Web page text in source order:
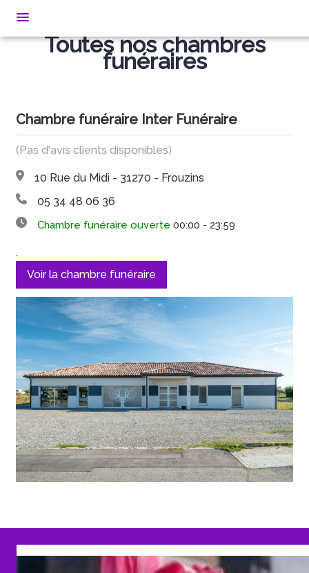
PRÉVOIR SES OBSÈQUES
MONUMENTS FUNÉRAIRES
AGENCE DE SEYSSES
AGENCE DE FROUZINS
NOTRE CHAMBRE FUNERAIRE
BOUTIQUE
PLAQUE SEYSSES
FLEURS FROUZINS
ESPACES HOMMAGES
ESPACE FAMILLE
Toutes nos chambres
funéraires
Chambre funéraire Inter Funéraire
(Pas d'avis clients disponibles)
10 Rue du Midi - 31270 - Frouzins
05 34 48 06 36
Chambre funéraire ouverte 00:00 - 23:59
.
Voir la chambre funéraire